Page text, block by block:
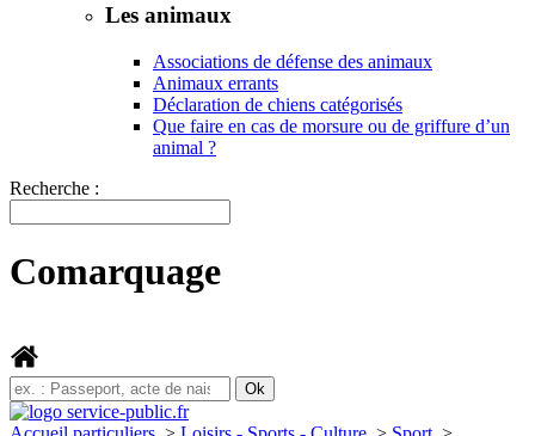
Les animaux
Associations de défense des animaux
Animaux errants
Déclaration de chiens catégorisés
Que faire en cas de morsure ou de griffure d’un
animal ?
Recherche :
Comarquage